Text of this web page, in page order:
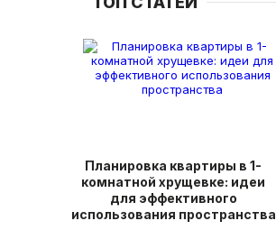
Планировка квартиры в 1-
комнатной хрущевке: идеи
для эффективного
использования пространства